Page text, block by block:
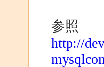
参照
http://